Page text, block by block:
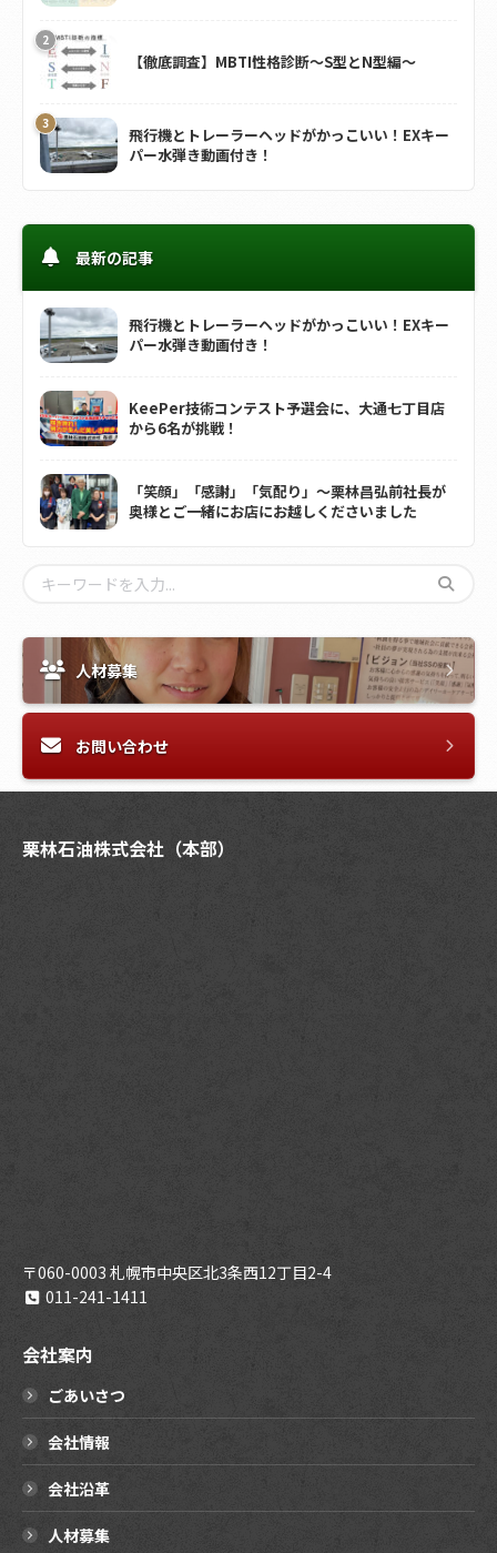
【徹底調査】MBTI性格診断～S型とN型編～
飛行機とトレーラーヘッドがかっこいい！EXキー
パー水弾き動画付き！
最新の記事
飛行機とトレーラーヘッドがかっこいい！EXキー
パー水弾き動画付き！
KeePer技術コンテスト予選会に、大通七丁目店
から6名が挑戦！
「笑顔」「感謝」「気配り」～栗林昌弘前社長が
奥様とご一緒にお店にお越しくださいました
人材募集
お問い合わせ
栗林石油株式会社（本部）
〒060-0003 札幌市中央区北3条西12丁目2-4
011-241-1411
会社案内
ごあいさつ
会社情報
会社沿革
人材募集